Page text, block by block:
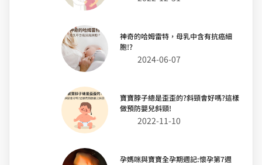
神奇的哈姆雷特，母乳中含有抗癌細
胞!?
2024-06-07
寶寶脖子總是歪歪的?斜頸會好嗎?這樣
做預防嬰兒斜頸!
2022-11-10
孕媽咪與寶寶全孕期週記:懷孕第7週